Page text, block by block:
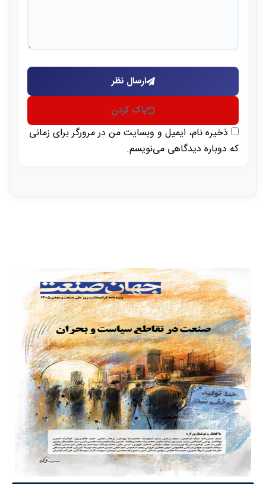
ارسال نظر
پاک کردن
ذخیره نام، ایمیل و وبسایت من در مرورگر برای زمانی
که دوباره دیدگاهی می‌نویسم.